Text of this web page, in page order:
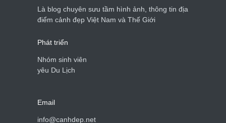
du lịch quốc gia
Cảnh đẹp Việt Nam 24/04/2020
Là blog chuyên sưu tầm hình ảnh, thông tin địa
điểm cảnh đẹp Việt Nam và Thế Giới
Phát triển
Nhóm sinh viên
yêu Du Lịch
Email
info@canhdep.net